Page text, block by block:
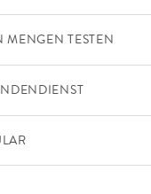
MENGEN TESTEN